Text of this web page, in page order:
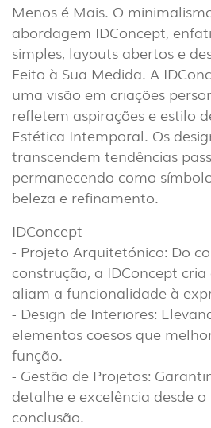
Menos é Mais. O
abordagem IDConcept,
simples, layouts abertos e
Feito à Sua Medida. A
uma visão em criações
refletem aspirações e estilo
Estética Intemporal. Os
transcendem tendências
permanecendo como
beleza e refinamento.
IDConcept
- Projeto Arquitetónico: Do
construção, a IDConcept
aliam a funcionalidade à
- Design de Interiores:
elementos coesos que
função.
- Gestão de Projetos:
detalhe e excelência desde
conclusão.